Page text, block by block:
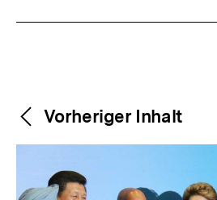
Weitere
Inhalte
Content-
Navigation
Vorheriger Inhalt